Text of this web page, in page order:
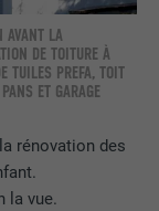
rénovation des
la vue.
AVANT LA
DE TOITURE À
TUILES PREFA, TOIT
ET GARAGE
social
de